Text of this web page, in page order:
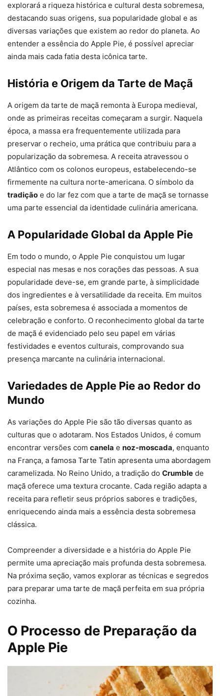
explorará a riqueza histórica e cultural desta sobremesa,
destacando suas origens, sua popularidade global e as
diversas variações que existem ao redor do planeta. Ao
entender a essência do Apple Pie, é possível apreciar
ainda mais cada fatia desta icônica tarte.
História e Origem da Tarte de Maçã
A origem da tarte de maçã remonta à Europa medieval,
onde as primeiras receitas começaram a surgir. Naquela
época, a massa era frequentemente utilizada para
preservar o recheio, uma prática que contribuiu para a
popularização da sobremesa. A receita atravessou o
Atlântico com os colonos europeus, estabelecendo-se
firmemente na cultura norte-americana. O símbolo da
tradição e do lar fez com que a tarte de maçã se tornasse
uma parte essencial da identidade culinária americana.
A Popularidade Global da Apple Pie
Em todo o mundo, o Apple Pie conquistou um lugar
especial nas mesas e nos corações das pessoas. A sua
popularidade deve-se, em grande parte, à simplicidade
dos ingredientes e à versatilidade da receita. Em muitos
países, esta sobremesa é associada a momentos de
celebração e conforto. O reconhecimento global da tarte
de maçã é evidenciado pelo seu papel em várias
festividades e eventos culturais, comprovando sua
presença marcante na culinária internacional.
Variedades de Apple Pie ao Redor do
Mundo
As variações do Apple Pie são tão diversas quanto as
culturas que o adotaram. Nos Estados Unidos, é comum
encontrar versões com canela e noz-moscada, enquanto
na França, a famosa Tarte Tatin apresenta uma abordagem
caramelizada. No Reino Unido, a tradição do Crumble de
maçã oferece uma textura crocante. Cada região adapta a
receita para refletir seus próprios sabores e tradições,
enriquecendo ainda mais a essência desta sobremesa
clássica.
Compreender a diversidade e a história do Apple Pie
permite uma apreciação mais profunda desta sobremesa.
Na próxima seção, vamos explorar as técnicas e segredos
para preparar uma tarte de maçã perfeita em sua própria
cozinha.
O Processo de Preparação da
Apple Pie